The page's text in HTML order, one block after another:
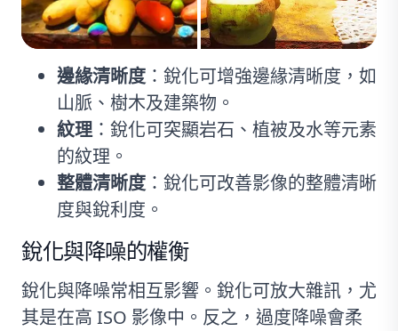
邊緣清晰度：銳化可增強邊緣清晰度，如
山脈、樹木及建築物。
紋理：銳化可突顯岩石、植被及水等元素
的紋理。
整體清晰度：銳化可改善影像的整體清晰
度與銳利度。
銳化與降噪的權衡
銳化與降噪常相互影響。銳化可放大雜訊，尤
其是在高 ISO 影像中。反之，過度降噪會柔